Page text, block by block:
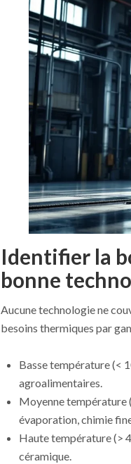
Identifier la
bonne
Aucune technologie ne
besoins thermiques par
Basse température (<
agroalimentaires.
Moyenne température
évaporation, chimie
Haute température (>
céramique.